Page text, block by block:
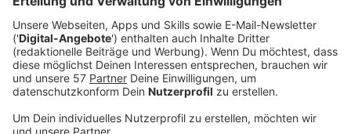
Der Aachener RapperMoTrip (Foto oben)und der
RTL-Journalist Christian Esser (Foto unten)erhalten
in diesem Jahr die "Presse-Ente" desDJV Aachen
. Die
Auszeichnung wird alljährlich für journalistische Arbeit
und an eine Persönlichkeit oder Einrichtung der Region
verliehen, die letztes Jahr im Interesse der
Öffentlichkeit stand.